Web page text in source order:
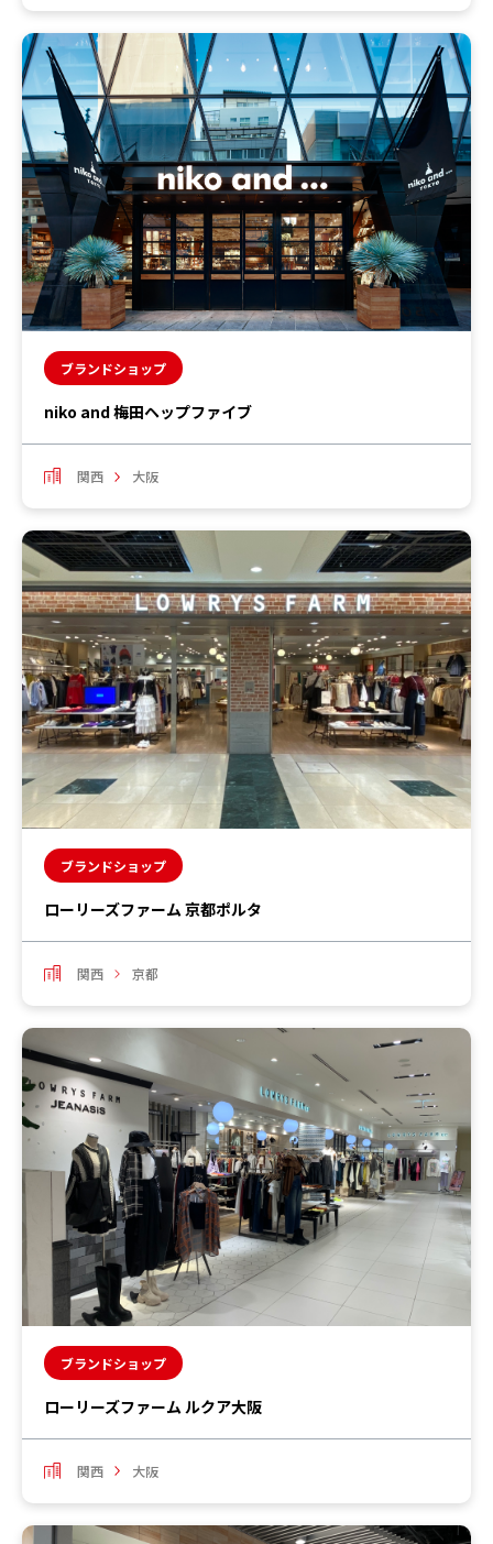
ブランドショップ
niko and 梅田ヘップファイブ
関西 大阪
ブランドショップ
ローリーズファーム 京都ポルタ
関西 京都
ブランドショップ
ローリーズファーム ルクア大阪
関西 大阪